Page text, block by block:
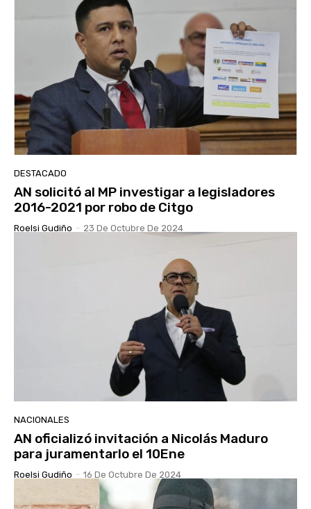
DESTACADO
AN solicitó al MP investigar a legisladores
2016-2021 por robo de Citgo
Roelsi Gudiño - 23 De Octubre De 2024
NACIONALES
AN oficializó invitación a Nicolás Maduro
para juramentarlo el 10Ene
Roelsi Gudiño - 16 De Octubre De 2024